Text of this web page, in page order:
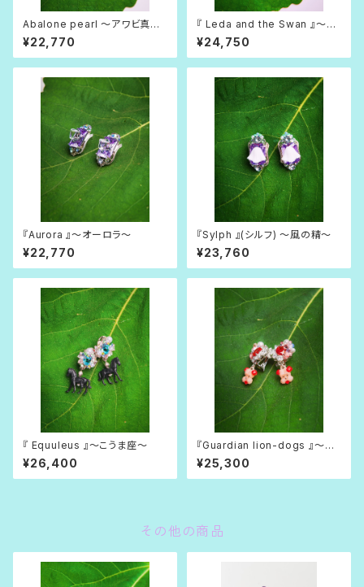
Abalone pearl 〜アワビ真
珠〜
¥22,770
『 Leda and the Swan 』〜レ
ダと白鳥〜
¥24,750
『Aurora 』〜オーロラ〜
¥22,770
『Sylph 』(シルフ) 〜風の精〜
¥23,760
『 Equuleus 』〜こうま座〜
¥26,400
『Guardian lion-dogs 』〜狛
犬(こまいぬ)〜
¥25,300
その他の商品